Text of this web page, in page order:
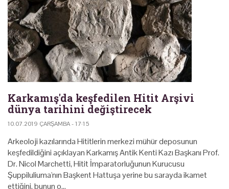
Karkamış'da keşfedilen Hitit Arşivi
dünya tarihini değiştirecek
10.07.2019 ÇARŞAMBA - 17:15
Arkeoloji kazılarında Hititlerin merkezi mühür deposunun
keşfedildiğini açıklayan Karkamış Antik Kenti Kazı Başkanı Prof.
Dr. Nicol Marchetti, Hitit İmparatorluğunun Kurucusu
Şuppiluliuma'nın Başkent Hattuşa yerine bu sarayda ikamet
ettiğini, bunun o…